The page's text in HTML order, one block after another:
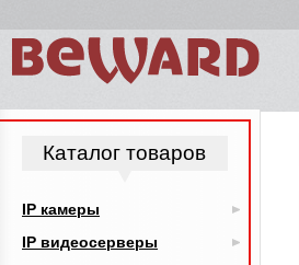
Каталог товаров
IP камеры
IP видеосерверы